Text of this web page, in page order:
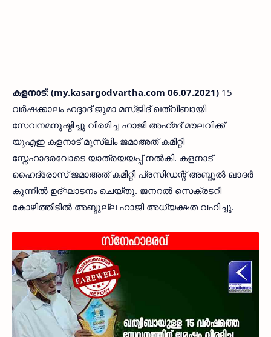
കളനാട്: (my.kasargodvartha.com 06.07.2021) 15
വർഷക്കാലം ഹദ്ദാദ് ജുമാ മസ്ജിദ് ഖത്വീബായി
സേവനമനുഷ്ഠിച്ചു വിരമിച്ച ഹാജി അഹ്‌മദ്‌ മൗലവിക്ക്
യുഎഇ കളനാട് മുസ്ലിം ജമാഅത് കമിറ്റി
സ്നേഹാദരവോടെ യാത്രയയപ്പ് നൽകി. കളനാട്
ഹൈദ്രോസ് ജമാഅത് കമിറ്റി പ്രസിഡന്റ് അബ്ദുൽ ഖാദർ
കുന്നിൽ ഉദ്ഘാടനം ചെയ്തു. ജനറൽ സെക്രടറി
കോഴിത്തിടിൽ അബ്ദുല്ല ഹാജി അധ്യക്ഷത വഹിച്ചു.